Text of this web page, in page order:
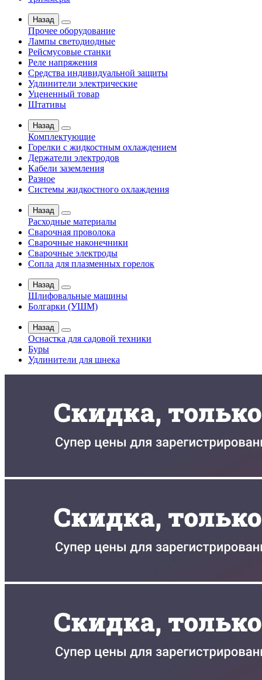
Назад
Прочее оборудование
Лампы светодиодные
Рейсмусовые станки
Реле напряжения
Средства индивидуальной защиты
Удлинители электрические
Уцененный товар
Штативы
Назад
Комплектующие
Горелки с жидкостным охлаждением
Держатели электродов
Кабели заземления
Разное
Системы жидкостного охлаждения
Назад
Расходные материалы
Сварочная проволока
Сварочные наконечники
Сварочные электроды
Сопла для плазменных горелок
Назад
Шлифовальные машины
Болгарки (УШМ)
Назад
Оснастка для садовой техники
Буры
Удлинители для шнека